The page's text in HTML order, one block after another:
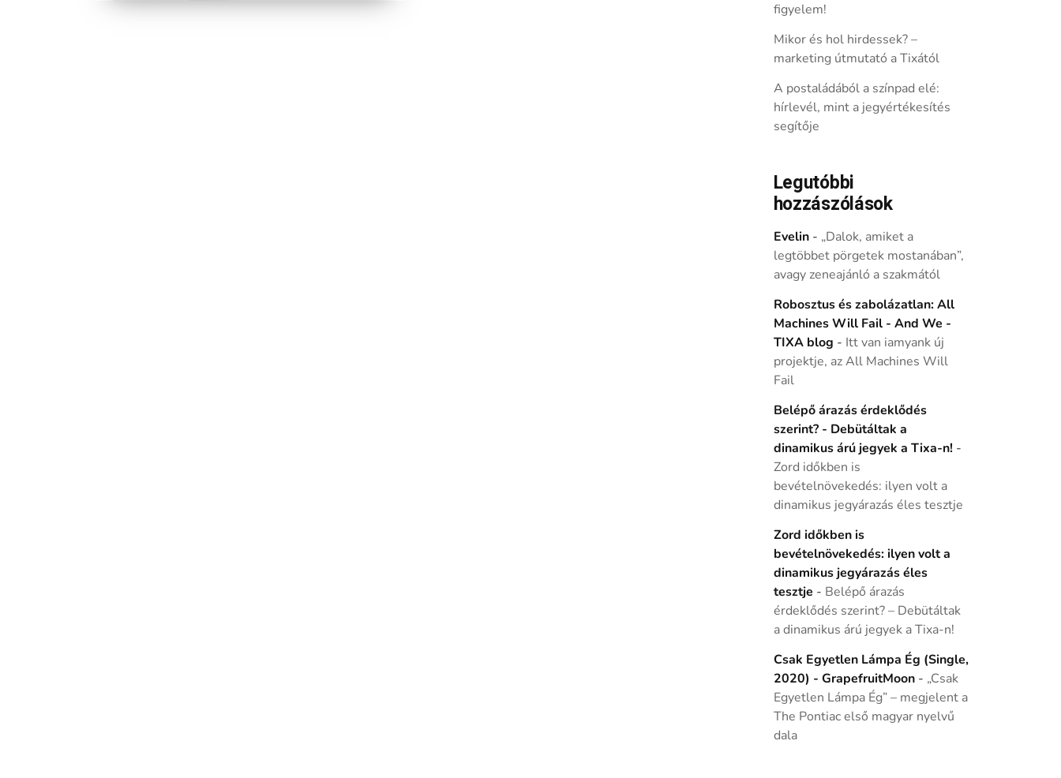
figyelem!
Mikor és hol hirdessek? –
marketing útmutató a Tixától
A postaládából a színpad elé:
hírlevél, mint a jegyértékesítés
segítője
Legutóbbi
hozzászólások
Evelin- „Dalok, amiket a
legtöbbet pörgetek mostanában”,
avagy zeneajánló a szakmától
Robosztus és zabolázatlan: All
Machines Will Fail - And We -
TIXA blog - Itt van iamyank új
projektje, az All Machines Will
Fail
Belépő árazás érdeklődés
szerint? - Debütáltak a
dinamikus árú jegyek a Tixa-n! -
Zord időkben is
bevételnövekedés: ilyen volt a
dinamikus jegyárazás éles tesztje
Zord időkben is
bevételnövekedés: ilyen volt a
dinamikus jegyárazás éles
tesztje - Belépő árazás
érdeklődés szerint? – Debütáltak
a dinamikus árú jegyek a Tixa-n!
Csak Egyetlen Lámpa Ég (Single,
2020) - GrapefruitMoon- „Csak
Egyetlen Lámpa Ég” – megjelent a
The Pontiac első magyar nyelvű
dala